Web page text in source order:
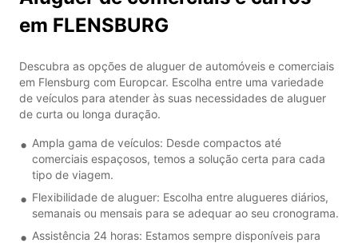
em FLENSBURG
Descubra as opções de aluguer de automóveis e comerciais
em Flensburg com Europcar. Escolha entre uma variedade
de veículos para atender às suas necessidades de aluguer
de curta ou longa duração.
Ampla gama de veículos: Desde compactos até
comerciais espaçosos, temos a solução certa para cada
tipo de viagem.
Flexibilidade de aluguer: Escolha entre alugueres diários,
semanais ou mensais para se adequar ao seu cronograma.
Assistência 24 horas: Estamos sempre disponíveis para